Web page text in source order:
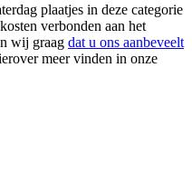
plaatjes in deze categorie
verbonden aan het
wij graag dat u ons aanbeveelt
meer vinden in onze